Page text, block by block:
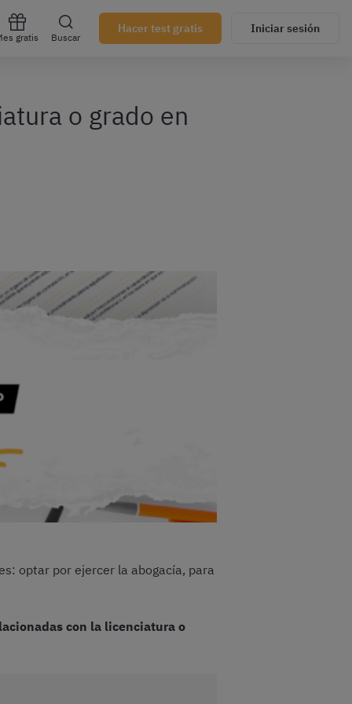
gratis Buscar
Hacer test gratis Iniciar sesión
o grado en
optar por ejercer la abogacía, para
con la licenciatura o